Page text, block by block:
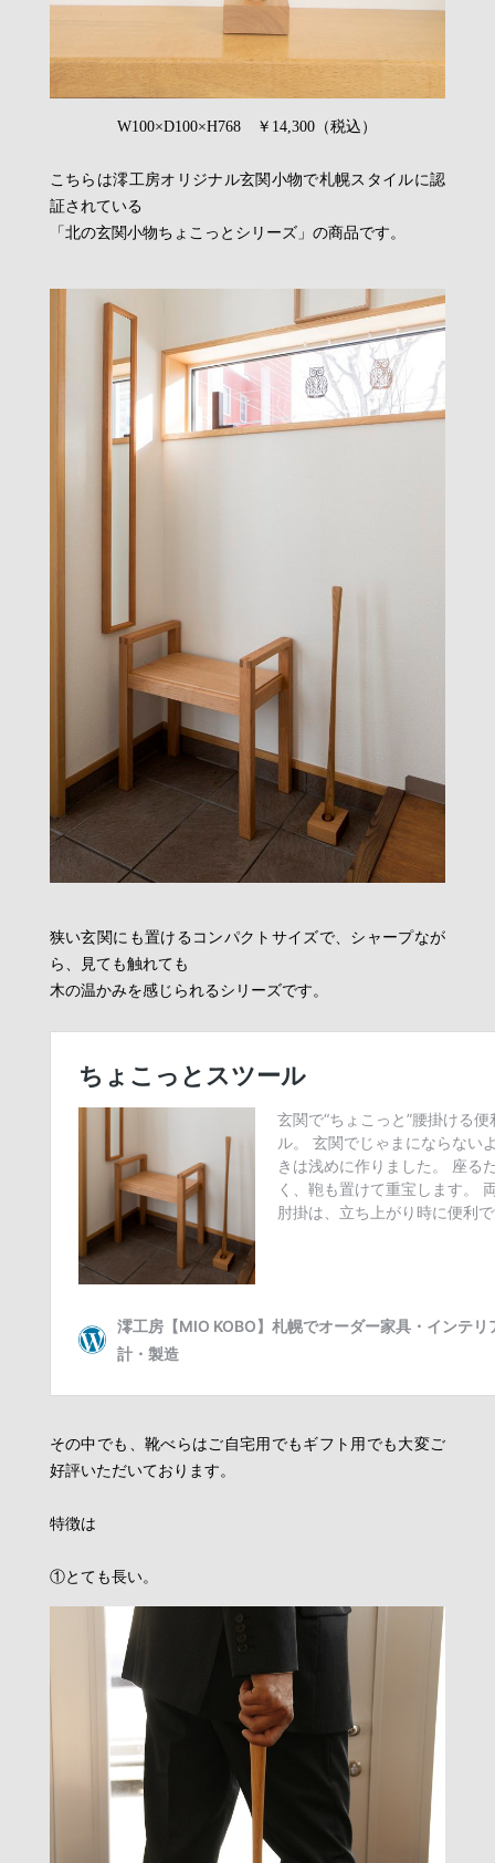
W100×D100×H768 ￥14,300（税込）
こちらは澪工房オリジナル玄関小物で札幌スタイルに認
証されている
「北の玄関小物ちょこっとシリーズ」の商品です。
狭い玄関にも置けるコンパクトサイズで、シャープなが
ら、見ても触れても
木の温かみを感じられるシリーズです。
その中でも、靴べらはご自宅用でもギフト用でも大変ご
好評いただいております。
特徴は
①とても長い。